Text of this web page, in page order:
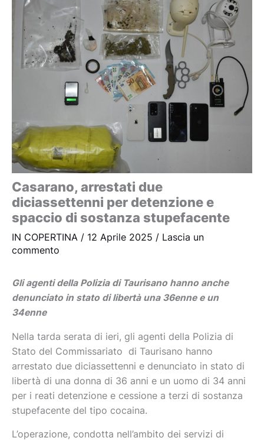
Casarano, arrestati due
diciassettenni per detenzione e
spaccio di sostanza stupefacente
IN COPERTINA / 12 Aprile 2025 / Lascia un
commento
Gli agenti della Polizia di Taurisano hanno anche
denunciato in stato di libertà una 36enne e un
34enne
Nella tarda serata di ieri, gli agenti della Polizia di
Stato del Commissariato di Taurisano hanno
arrestato due diciassettenni e denunciato in stato di
libertà di una donna di 36 anni e un uomo di 34 anni
per i reati detenzione e cessione a terzi di sostanza
stupefacente del tipo cocaina.
L’operazione, condotta nell’ambito dei servizi di